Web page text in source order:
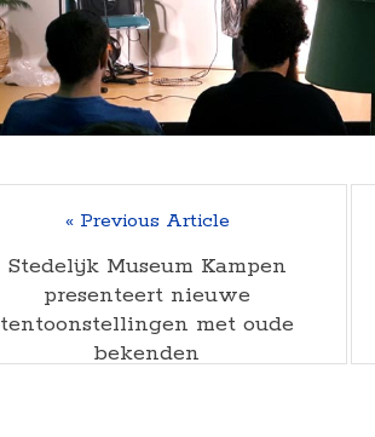
« Previous Article
Stedelijk Museum Kampen
presenteert nieuwe
tentoonstellingen met oude
bekenden